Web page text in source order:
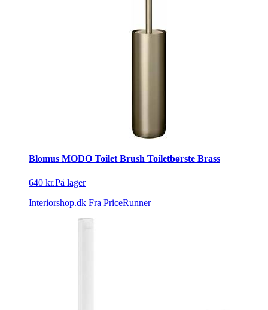
Blomus MODO Toilet Brush Toiletbørste Brass
640 kr.På lager
Interiorshop.dk Fra PriceRunner